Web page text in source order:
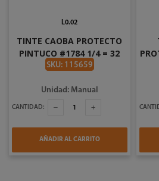
TINTE CAOBA PROTECTO
PINTUCO #1784 1/4 = 32
ONZAS
SKU: 115659
L0.02
Unidad: Manual
CANTIDAD:
AÑADIR AL CARRITO